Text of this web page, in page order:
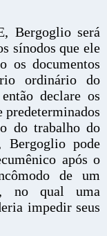
Bergoglio será
sínodos que ele
os documentos
ordinário do
declare os
predeterminados
do trabalho do
Bergoglio pode
após o
de um
no qual uma
impedir seus